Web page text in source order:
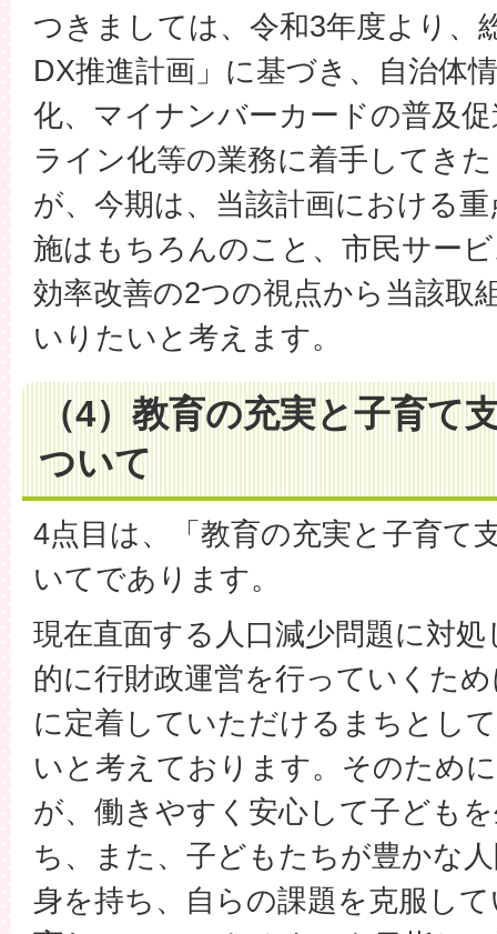
つきましては、令和3年度より、
DX推進計画」に基づき、自治体
化、マイナンバーカードの普及
ライン化等の業務に着手してき
が、今期は、当該計画における
施はもちろんのこと、市民サー
効率改善の2つの視点から当該取
いりたいと考えます。
（4）教育の充実と子育て
ついて
4点目は、「教育の充実と子育て
いてであります。
現在直面する人口減少問題に対
的に行財政運営を行っていくた
に定着していただけるまちとし
いと考えております。そのため
が、働きやすく安心して子ども
ち、また、子どもたちが豊かな
身を持ち、自らの課題を克服し